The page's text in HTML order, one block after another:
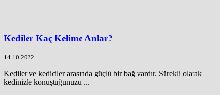
Kediler Kaç Kelime Anlar?
14.10.2022
Kediler ve kediciler arasında güçlü bir bağ vardır. Sürekli olarak
kedinizle konuştuğunuzu ...